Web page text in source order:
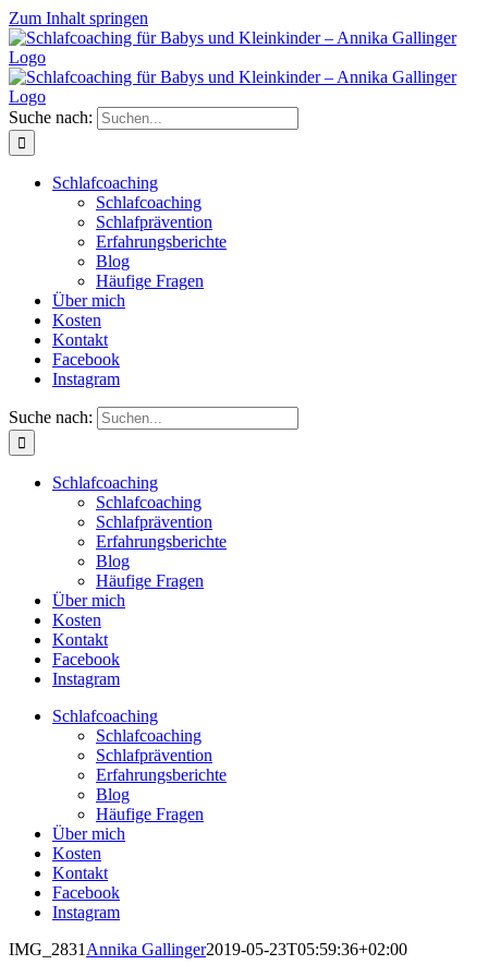
Zum Inhalt springen
Suche nach:
Schlafcoaching
Schlafcoaching
Schlafprävention
Erfahrungsberichte
Blog
Häufige Fragen
Über mich
Kosten
Kontakt
Facebook
Instagram
Suche nach:
Schlafcoaching
Schlafcoaching
Schlafprävention
Erfahrungsberichte
Blog
Häufige Fragen
Über mich
Kosten
Kontakt
Facebook
Instagram
Schlafcoaching
Schlafcoaching
Schlafprävention
Erfahrungsberichte
Blog
Häufige Fragen
Über mich
Kosten
Kontakt
Facebook
Instagram
IMG_2831 Annika Gallinger2019-05-23T05:59:36+02:00